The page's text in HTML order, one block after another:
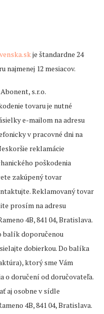
je štandardne 24
najmenej 12 mesiacov.
s.r.o.
tovaru je nutné
e-mailom na adresu
v pracovné dni na
reklamácie
poškodenia
zakúpený tovar
Reklamovaný tovar
prosím na adresu
4B, 841 04, Bratislava.
balík doporučenou
dobierkou. Do balíka
ktorý sme Vám
o doručení od doručovateľa.
aj osobne v sídle
4B, 841 04, Bratislava.